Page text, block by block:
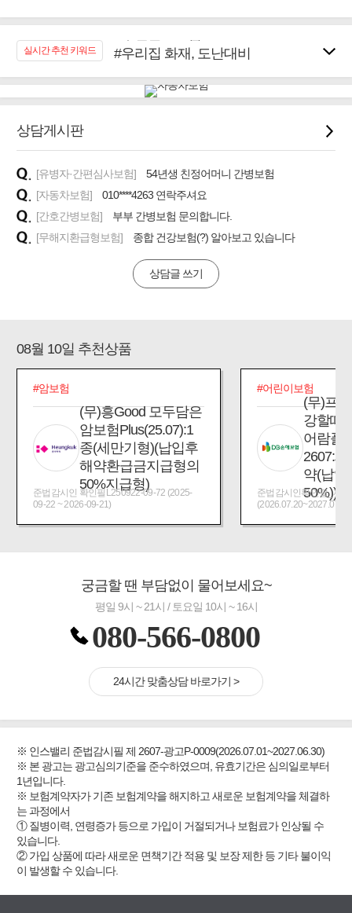
실시간 추천 키워드
#우리집 화재, 도난대비
#임플란트, 치아치료보장
#무해지 건강보험
#바뀌기전에 4세대 가입
#추천골프보험
상담게시판
[유병자·간편심사보험]
54년생 친정어머니 간병보험
[자동차보험]
010****4263 연락주셔요
[간호간병보험]
부부 간병보험 문의합니다.
[무해지환급형보험]
종합 건강보험(?) 알아보고 있습니다
상담글 쓰기
08월 10일 추천상품
#암보험
(무)흥Good 모두담은
암보험Plus(25.07):1
종(세만기형)(납입후
해약환급금지급형의
50%지급형)
준법감시인 확인필L250922-09-72 (2025-
09-22 ~ 2026-09-21)
#어린이보험
(무)프
강할때
어람플
2607:
약(납입
50%))
준법감시인확인필_제
궁금할 땐 부담없이 물어보세요~
평일 9시 ~ 21시 / 토요일 10시 ~ 16시
080-566-0800
24시간 맞춤상담 바로가기 >
※ 인스밸리 준법감시필 제 2607-광고P-0009(2026.07.01~2027.06.30)
※ 본 광고는 광고심의기준을 준수하였으며, 유효기간은 심의일로부터
1년입니다.
※ 보험계약자가 기존 보험계약을 해지하고 새로운 보험계약을 체결하
는 과정에서
① 질병이력, 연령증가 등으로 가입이 거절되거나 보험료가 인상될 수
있습니다.
② 가입 상품에 따라 새로운 면책기간 적용 및 보장 제한 등 기타 불이익
이 발생할 수 있습니다.